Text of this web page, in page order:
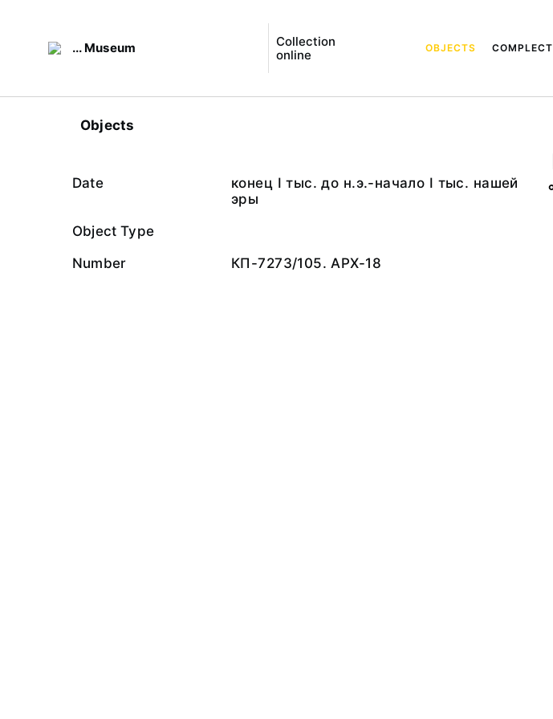
... Museum
Collection
online
OBJECTS COMPLECT
Objects
Date
конец I тыс. до н.э.-начало I тыс. нашей
эры
Object Type
Number
КП-7273/105. АРХ-18